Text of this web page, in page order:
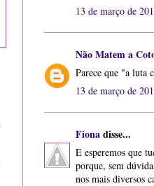
13 de março de
Não Matem a
Parece que "a luta
13 de março de
Fionadisse...
E esperemos que
porque, sem
nos mais diversos